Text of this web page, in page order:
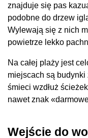
znajduje się pas
podobne do drzew
Wylewają się z nich
powietrze lekko
Na całej plaży jest
miejscach są budynki
śmieci wzdłuż
nawet znak
Wejście do